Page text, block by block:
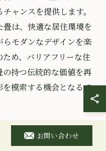
ャンスを提供します。
は、快適な居住環境を
モダンなデザインを楽
め、バリアフリーな住
持つ伝統的な価値を再
模索する機会となるで
お問い合わせ